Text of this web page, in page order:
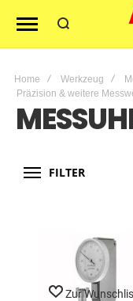
Home Werkzeug
Präzision & weitere
FILTER
Zur